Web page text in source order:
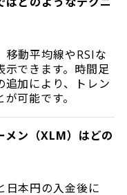
移動平均線やRSIな
示できます。時間足
追加により、トレン
可能です。
メン（XLM）はどの
日本円の入金後に